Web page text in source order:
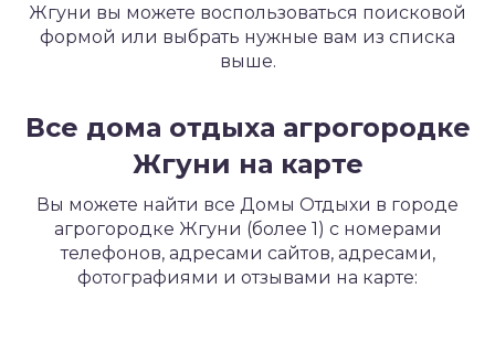
Жгуни вы можете воспользоваться поисковой
формой или выбрать нужные вам из списка
выше.
Все дома отдыха агрогородке
Жгуни на карте
Вы можете найти все Домы Отдыхи в городе
агрогородке Жгуни (более 1) с номерами
телефонов, адресами сайтов, адресами,
фотографиями и отзывами на карте: